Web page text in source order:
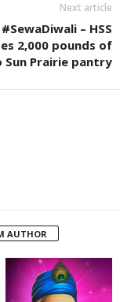
Next article
#SewaDiwali – HSS
2,000 pounds of
Prairie pantry
AUTHOR